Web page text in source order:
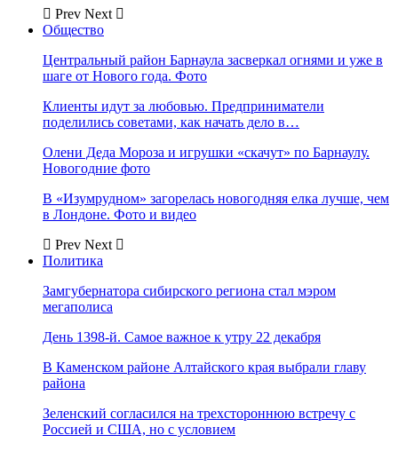
Prev Next
Общество
Центральный район Барнаула засверкал огнями и уже в
шаге от Нового года. Фото
Клиенты идут за любовью. Предприниматели
поделились советами, как начать дело в…
Олени Деда Мороза и игрушки «скачут» по Барнаулу.
Новогодние фото
В «Изумрудном» загорелась новогодняя елка лучше, чем
в Лондоне. Фото и видео
Prev Next
Политика
Замгубернатора сибирского региона стал мэром
мегаполиса
День 1398-й. Самое важное к утру 22 декабря
В Каменском районе Алтайского края выбрали главу
района
Зеленский согласился на трехстороннюю встречу с
Россией и США, но с условием